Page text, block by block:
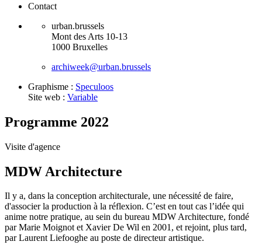
Contact
urban.brussels
Mont des Arts 10-13
1000 Bruxelles
archiweek@urban.brussels
Graphisme : Speculoos
Site web : Variable
Programme 2022
Visite d'agence
MDW Architecture
Il y a, dans la conception architecturale, une nécessité de faire,
d'associer la production à la réflexion. C’est en tout cas l’idée qui
anime notre pratique, au sein du bureau MDW Architecture, fondé
par Marie Moignot et Xavier De Wil en 2001, et rejoint, plus tard,
par Laurent Liefooghe au poste de directeur artistique.